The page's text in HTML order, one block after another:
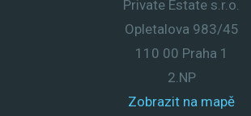
Private Estate s.r.o.
Opletalova 983/45
110 00 Praha 1
2.NP
Zobrazit na mapě